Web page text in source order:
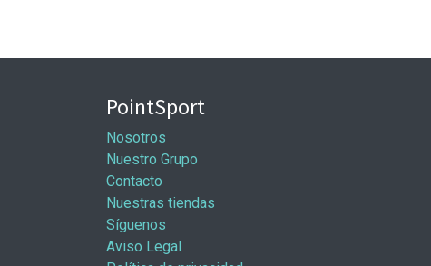
PointSport
Nosotros
Nuestro Grupo
Contacto
Nuestras tiendas
Síguenos
Aviso Legal